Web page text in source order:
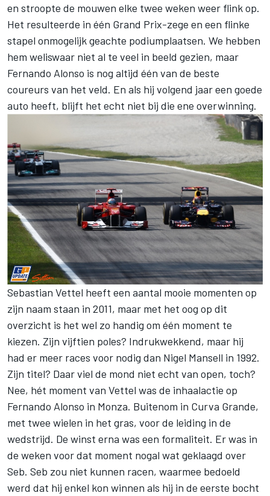
en stroopte de mouwen elke twee weken weer flink op.
Het resulteerde in één Grand Prix-zege en een flinke
stapel onmogelijk geachte podiumplaatsen. We hebben
hem weliswaar niet al te veel in beeld gezien, maar
Fernando Alonso is nog altijd één van de beste
coureurs van het veld. En als hij volgend jaar een goede
auto heeft, blijft het echt niet bij die ene overwinning.
Sebastian Vettel heeft een aantal mooie momenten op
zijn naam staan in 2011, maar met het oog op dit
overzicht is het wel zo handig om één moment te
kiezen. Zijn vijftien poles? Indrukwekkend, maar hij
had er meer races voor nodig dan Nigel Mansell in 1992.
Zijn titel? Daar viel de mond niet echt van open, toch?
Nee, hét moment van Vettel was de inhaalactie op
Fernando Alonso in Monza. Buitenom in Curva Grande,
met twee wielen in het gras, voor de leiding in de
wedstrijd. De winst erna was een formaliteit. Er was in
de weken voor dat moment nogal wat geklaagd over
Seb. Seb zou niet kunnen racen, waarmee bedoeld
werd dat hij enkel kon winnen als hij in de eerste bocht